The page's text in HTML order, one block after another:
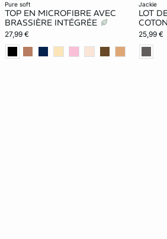
pure soft
TOP EN MICROFIBRE AVEC
BRASSIÈRE INTÉGRÉE
27,99 €
jackie
LOT
COTON
25,99 €